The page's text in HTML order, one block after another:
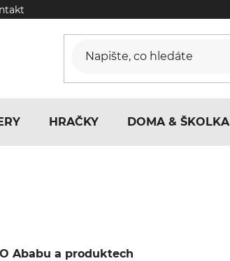
HRAČKY DOMA & ŠKOLKA
O Ababu a produktech